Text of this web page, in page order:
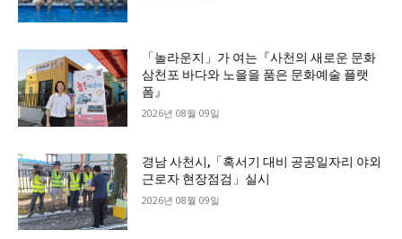
「놀라운지」가 여는『사천의 새로운 문화
삼천포 바다와 노을을 품은 문화예술 플랫
폼』
2026년 08월 09일
경남 사천시,「혹서기 대비 공공일자리 야외
근로자 현장점검」실시
2026년 08월 09일